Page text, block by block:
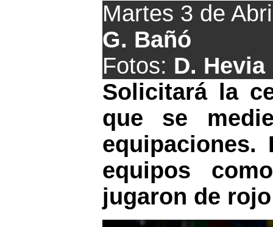
Martes 3 de
G. Bañó
Fotos: D. Hevia
Solicitará la
que se
equipaciones.
equipos
jugaron de